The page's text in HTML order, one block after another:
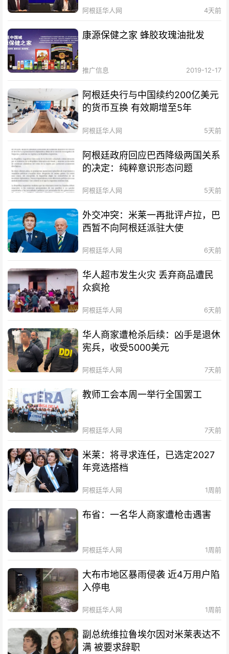
阿根廷华人网 4天前
康源保健之家 蜂胶玫瑰油批发
推广信息 2019-12-17
阿根廷央行与中国续约200亿美元
的货币互换 有效期增至5年
阿根廷华人网 5天前
阿根廷政府回应巴西降级两国关系
的决定：纯粹意识形态问题
阿根廷华人网 5天前
外交冲突：米莱一再批评卢拉，巴
西暂不向阿根廷派驻大使
阿根廷华人网 6天前
华人超市发生火灾 丢弃商品遭民
众疯抢
阿根廷华人网 6天前
华人商家遭枪杀后续：凶手是退休
宪兵，收受5000美元
阿根廷华人网 7天前
教师工会本周一举行全国罢工
阿根廷华人网 7天前
米莱：将寻求连任，已选定2027
年竞选搭档
阿根廷华人网 1周前
布省：一名华人商家遭枪击遇害
阿根廷华人网 1周前
大布市地区暴雨侵袭 近4万用户陷
入停电
阿根廷华人网 1周前
副总统维拉鲁埃尔因对米莱表达不
满 被要求辞职